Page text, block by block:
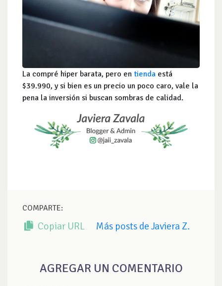
La compré hiper barata, pero en tienda está
$39.990, y si bien es un precio un poco caro, vale la
pena la inversión si buscan sombras de calidad.
COMPARTE:
Copiar URL Más posts de Javiera Z.
AGREGAR UN COMENTARIO